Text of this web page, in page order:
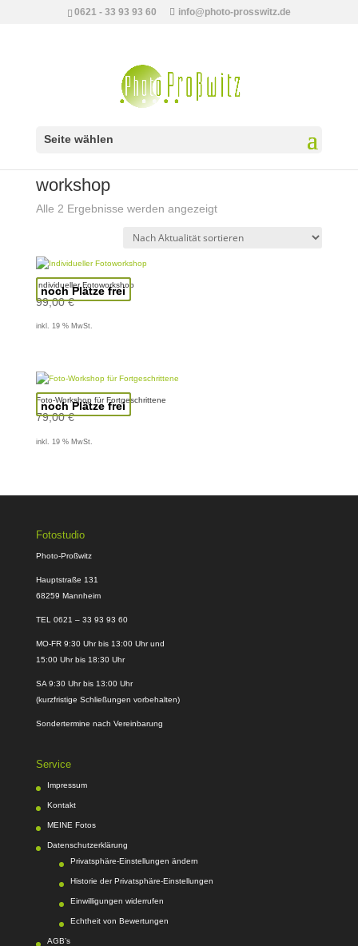
0621 - 33 93 93 60 info@photo-prosswitz.de
Seite wählen
workshop
Alle 2 Ergebnisse werden angezeigtNach
sortiert
noch Plätze frei
Individueller Fotoworkshop
99,00€
inkl. 19 % MwSt.
noch Plätze frei
Foto-Workshop für Fortgeschrittene
79,00€
inkl. 19 % MwSt.
Fotostudio
Photo-Proßwitz
Hauptstraße 131
68259 Mannheim
TEL 0621 – 33 93 93 60
MO-FR 9:30 Uhr bis 13:00 Uhr und
15:00 Uhr bis 18:30 Uhr
SA 9:30 Uhr bis 13:00 Uhr
(kurzfristige Schließungen vorbehalten)
Sondertermine nach Vereinbarung
Service
Impressum
Kontakt
MEINE Fotos
Datenschutzerklärung
Privatsphäre-Einstellungen ändern
Historie der Privatsphäre-Einstellungen
Einwilligungen widerrufen
Echtheit von Bewertungen
AGB’s